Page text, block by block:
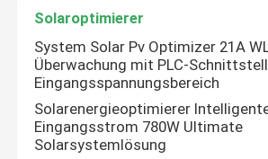
Vektor-Frequenzumrichter
VFD-Frequenzumrichter
Solaroptimierer
System Solar Pv Optimizer 21A
Überwachung mit PLC-
Eingangsspannungsbereich
Solarenergieoptimierer
Eingangsstrom 780W Ultimate
Solarsystemlösung